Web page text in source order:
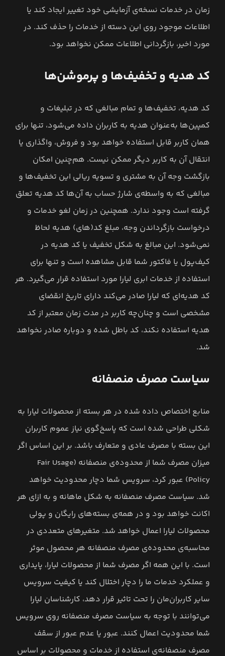
زمان در خدمات نسخه‌ی آزمایشی خود تغییر ایجاد کند یا
اطلاعات موجود روی این دسته از خدمات را حذف کند. در
مورد اخیر، بازگردانی اطلاعات ممکن نخواهد بود.
کد هدیه و تخفیف‌ها و پرموشن‌ها
کد هدیه، تخفیف‌ها و تمام مبالغی که در تبلیغات و
کمپین‌ها به‌عنوان هدیه به کاربران داده می‌شود، تنها برای
همان کاربر قابل استفاده خواهد بود و فروش، واگذاری یا
انتقال آن به کاربر دیگر ممکن نیست. هم‌چنین امکان
بازگشت وجه آن به مشتری و تسویه ریالی این تخفیف‌ها و
مبالغی که به واسطه‌ی شارژ حساب به آن‌ها کد هدیه تعلق
گرفته است وجود ندارد. همچنین در زمان لغو خدمات و
درخواست بازگرداندن وجه، مبلغ کد(های) هدیه لحاظ
نمی‌شود. این مبالغ به شکل تخفیف یا کد هدیه در
کیف‌پول یا فاکتور شما قابل مشاهده است و تنها برای
استفاده از خدمات ابری لیارا مورد استفاده قرار می‌گیرد. هر
کد هدیه‌ای که لیارا صادر می‌کند دارای تاریخ انقضای
مشخصی است و چنان‌چه کاربر در مدت زمان معتبر از کد
هدیه استفاده نکند، کد باطل شده و دوباره صادر نخواهد
شد.
سیاست مصرف منصفانه
منابع اختصاص داده شده در هر بسته از محصولات لیارا به
شکلی طراحی شده است که پاسخ‌گوی نیاز عموم کاربران
این بسته با مصرف عادی و متعارف باشد. بر این اساس اگر
میزان مصرف شما از محدوده‌ی منصفانه (Fair Usage
Policy) عبور کرد، سرویس شما دچار محدودیت خواهد
شد. سیاست مصرف منصفانه به شکل ماهانه و به ازای هر
اکانت خواهد بود و در همه‌ی بسته‌های رایگان و پولی
محصولات لیارا اعمال خواهد شد. متغیرهای متعددی در
محاسبه‌ی محدوده‌ی مصرف منصفانه هر محصول موثر
است. با این همه اگر مصرف شما از محصولات لیارا، پایداری
و عملکرد خدمات ما را دچار اختلال کند یا کیفیت سرویس
سایر کاربران‌مان را تحت تاثیر قرار دهد، کارشناسان لیارا
می‌توانند با توجه به سیاست مصرف منصفانه روی سرویس
شما محدودیت اعمال کنند. عبور یا عدم عبور از سقف
مصرف منصفانه‌ی استفاده از خدمات و محصولات بر اساس